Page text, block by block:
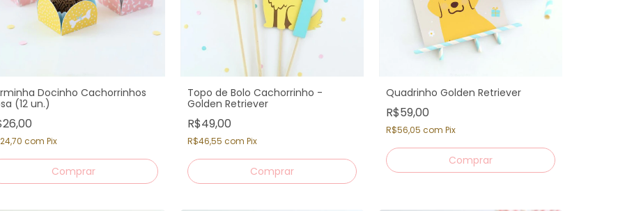
Docinho Cachorrinhos
(12 un.)
com Pix
Topo de Bolo Cachorrinho -
Golden Retriever
R$49,00
R$46,55 com Pix
Quadrinho Golden Retriever
R$59,00
R$56,05 com Pix